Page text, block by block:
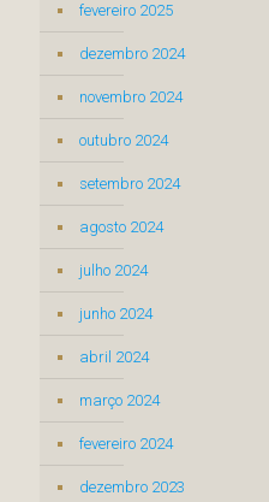
fevereiro 2025
dezembro 2024
novembro 2024
outubro 2024
setembro 2024
agosto 2024
julho 2024
junho 2024
abril 2024
março 2024
fevereiro 2024
dezembro 2023